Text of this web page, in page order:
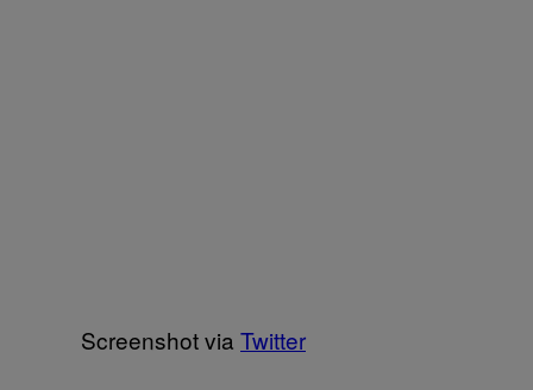
Screenshot via Twitter